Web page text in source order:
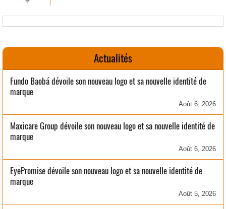
Actualités
Fundo Baobá dévoile son nouveau logo et sa nouvelle identité de
marque
Août 6, 2026
Maxicare Group dévoile son nouveau logo et sa nouvelle identité de
marque
Août 6, 2026
EyePromise dévoile son nouveau logo et sa nouvelle identité de
marque
Août 5, 2026